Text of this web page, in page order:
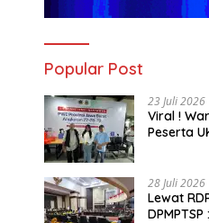
Popular Post
23 Juli 2026
Viral !
Peserta
28 Juli 2026
Lewat